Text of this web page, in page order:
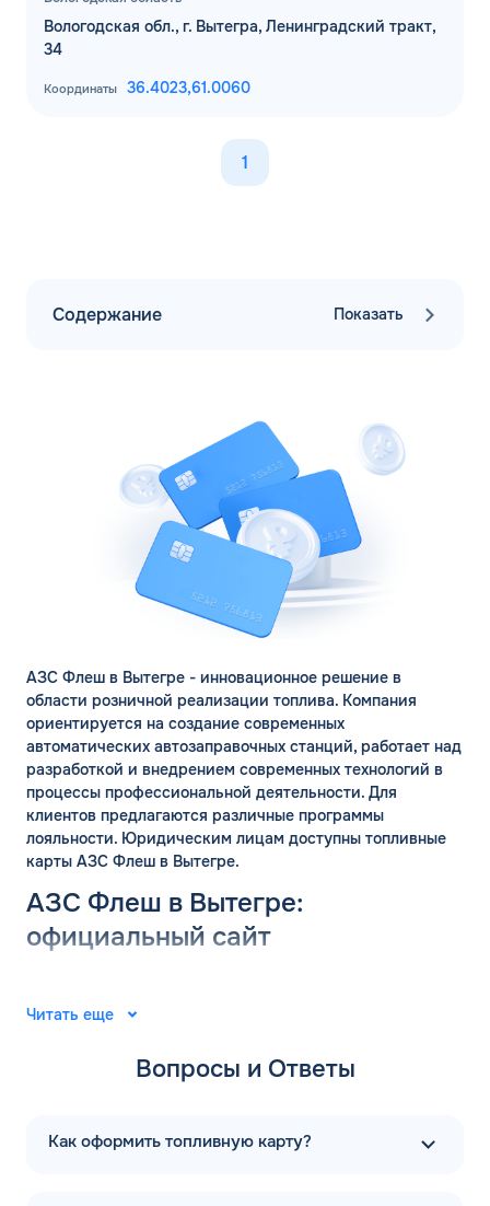
Вологодская обл., г. Вытегра, Ленинградский тракт,
34
Координаты 36.4023,61.0060
1
Содержание Показать
АЗС Флеш в Вытегре - инновационное решение в
области розничной реализации топлива. Компания
ориентируется на создание современных
автоматических автозаправочных станций, работает над
разработкой и внедрением современных технологий в
процессы профессиональной деятельности. Для
клиентов предлагаются различные программы
лояльности. Юридическим лицам доступны топливные
карты АЗС Флеш в Вытегре.
АЗС Флеш в Вытегре:
официальный сайт
2008 году. Специалисты разработали и внедрили
автоматические автозаправочные станции на
выпущены для АЗС “Газпром”. В последующие годы
Первая заправочная станция под названием АЗС Флеш в
Вытегре Вологодской области появилась в 2015 году.
Читать еще
Вопросы и Ответы
Как оформить топливную карту?
ЗАКАЗАТЬ
ОБРАТНЫЙ ЗВОНОК
Мы свяжемся с Вами в ближайшее
ОК